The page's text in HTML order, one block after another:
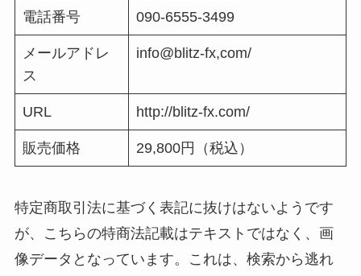
電話番号 090-6555-3499
メールアドレ
ス
info@blitz-fx,com/
URL http://blitz-fx.com/
販売価格 29,800円（税込）
特定商取引法に基づく表記に抜けはないようです
が、こちらの特商法記載はテキストではなく、画
像データとなっています。これは、検索から逃れ